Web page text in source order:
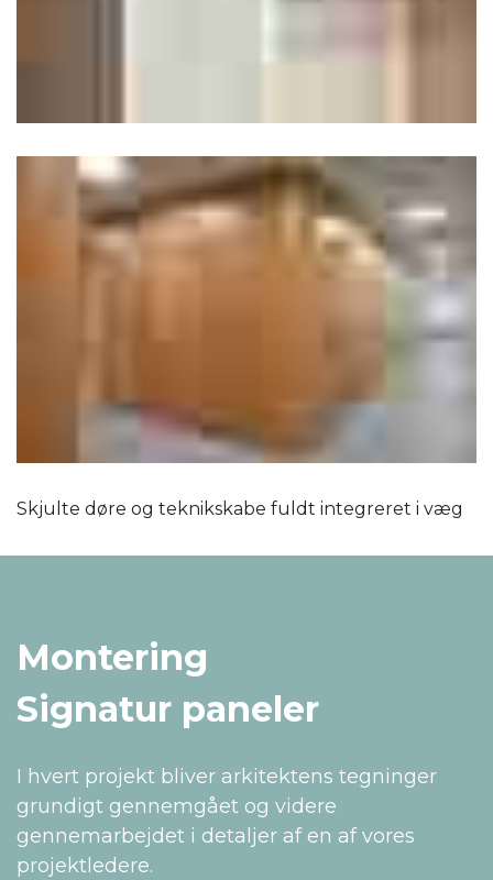
Skjulte døre og teknikskabe fuldt integreret i væg
Montering
Signatur paneler
I hvert projekt bliver arkitektens tegninger
grundigt gennemgået og videre
gennemarbejdet i detaljer af en af vores
projektledere.